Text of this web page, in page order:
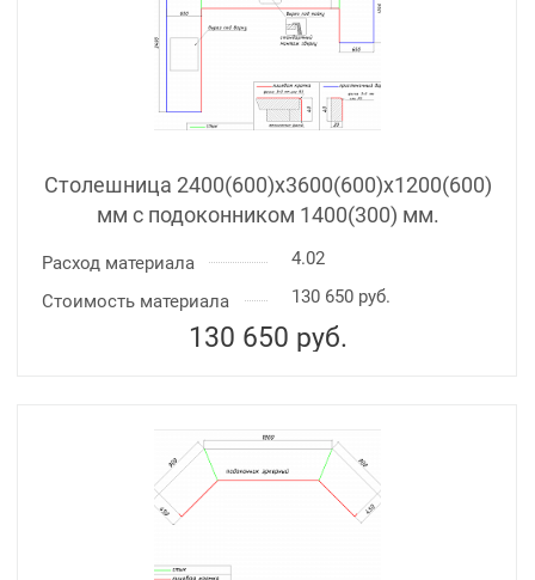
Столешница 2400(600)х3600(600)x1200(600)
мм с подоконником 1400(300) мм.
Расход материала
4.02
Стоимость материала
130 650 руб.
130 650 руб.